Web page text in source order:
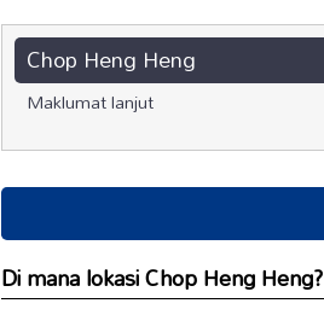
Chop Heng Heng
Maklumat lanjut
Di mana lokasi Chop Heng Heng?